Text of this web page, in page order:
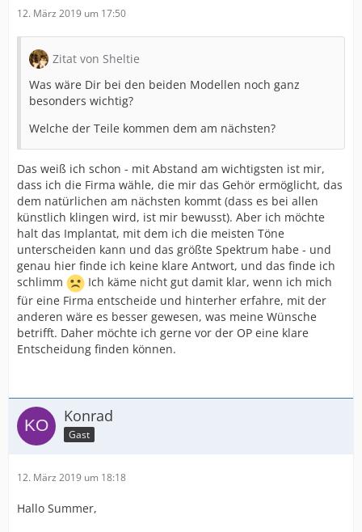
12. März 2019 um 17:50
Zitat von Sheltie
Was wäre Dir bei den beiden Modellen noch ganz
besonders wichtig?
Welche der Teile kommen dem am nächsten?
Das weiß ich schon - mit Abstand am wichtigsten ist mir,
dass ich die Firma wähle, die mir das Gehör ermöglicht, das
dem natürlichen am nächsten kommt (dass es bei allen
künstlich klingen wird, ist mir bewusst). Aber ich möchte
halt das Implantat, mit dem ich die meisten Töne
unterscheiden kann und das größte Spektrum habe - und
genau hier finde ich keine klare Antwort, und das finde ich
schlimm
Ich käme nicht gut damit klar, wenn ich mich
für eine Firma entscheide und hinterher erfahre, mit der
anderen wäre es besser gewesen, was meine Wünsche
betrifft. Daher möchte ich gerne vor der OP eine klare
Entscheidung finden können.
Konrad
Gast
12. März 2019 um 18:18
Hallo Summer,